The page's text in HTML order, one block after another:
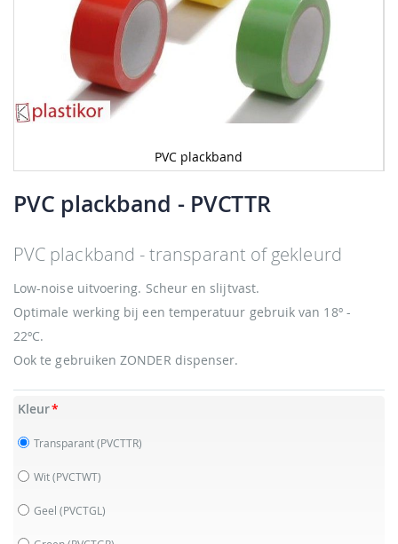
PVC plackband
naar
het
de
gallerij
PVC plackband - PVCTTR
PVC plackband - transparant of gekleurd
Low-noise uitvoering. Scheur en slijtvast.
Optimale werking bij een temperatuur gebruik van 18º -
22ºC.
Ook te gebruiken ZONDER dispenser.
Kleur
Transparant(PVCTTR)
Wit(PVCTWT)
Geel (PVCTGL)